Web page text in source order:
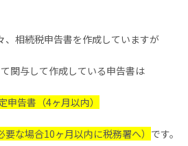
、相続税申告書を作成していますが
関与して作成している申告書は
申告書（4ヶ月以内）
な場合10ヶ月以内に税務署へ） です。